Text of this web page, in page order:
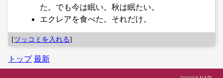
た。でも今は眠い。秋は眠たい。
エクレアを食べた。それだけ。
[ツッコミを入れる]
トップ 最新